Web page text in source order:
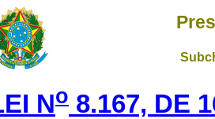
No 8.167, DE